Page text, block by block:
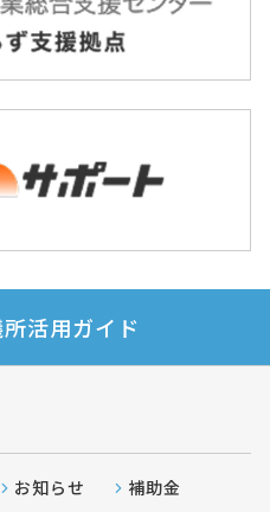
活用ガイド
お知らせ
補助金